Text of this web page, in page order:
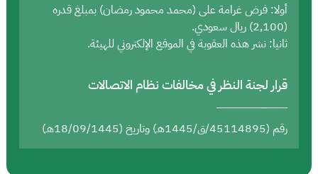
أولا: فرض غرامة على (محمد محمود رمضان) بمبلغ قدره
(2,100) ريال سعودي.
ثانيا: نشر هذه العقوبة في الموقع الإلكتروني للهيئة.
قرار لجنة النظر في مخالفات نظام الاتصالات
رقم (45114895/ق/1445هـ) وتاريخ (18/09/1445هـ)